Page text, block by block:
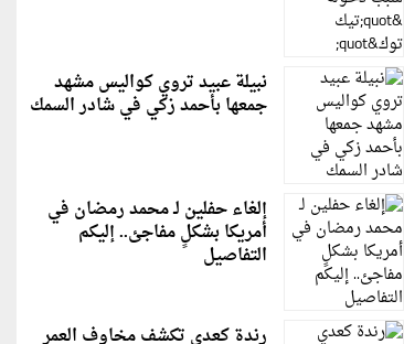
نبيلة عبيد تروي كواليس مشهد
جمعها بأحمد زكي في شادر السمك
إلغاء حفلين لـ محمد رمضان في
أمريكا بشكلٍ مفاجئ.. إليكم
التفاصيل
رندة كعدي تكشف مخاوف العمر